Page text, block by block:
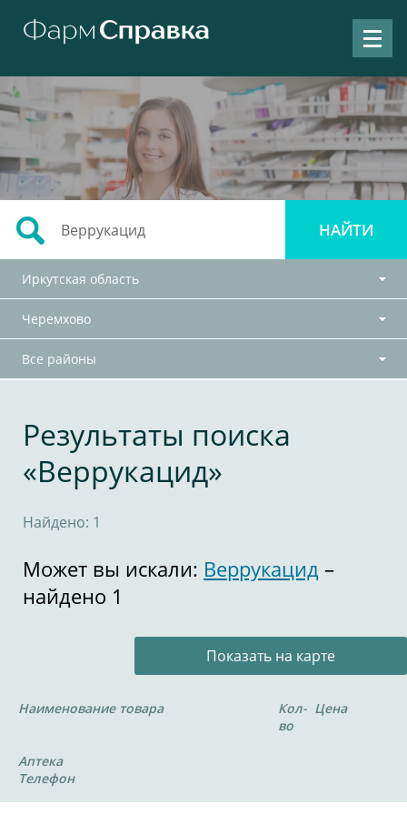
Иркутская область
Черемхово
Все районы
Результаты поиска
«Веррукацид»
Найдено: 1
Может вы искали: Веррукацид –
найдено 1
Показать на карте
Наименование товара
Кол-
во
Цена
Аптека
Телефон